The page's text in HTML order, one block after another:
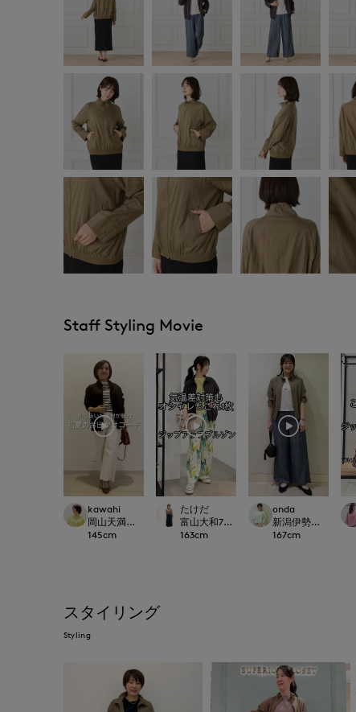
Staff Styling Movie
kawahi
岡山天満屋7-IDconcept.
145cm
たけだ
富山大和7-IDconcept.
163cm
onda
新潟伊勢丹7-
167cm
スタイリング
Styling